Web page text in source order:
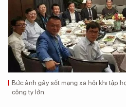
Bức ảnh gây sốt mạng xã hội khi tập
công ty lớn.